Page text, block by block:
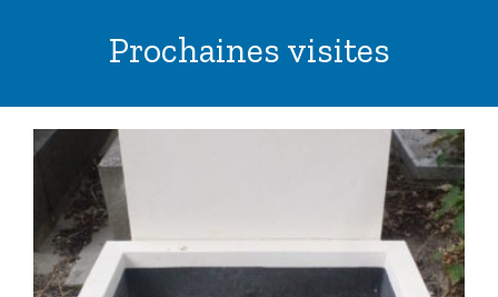
Prochaines visites